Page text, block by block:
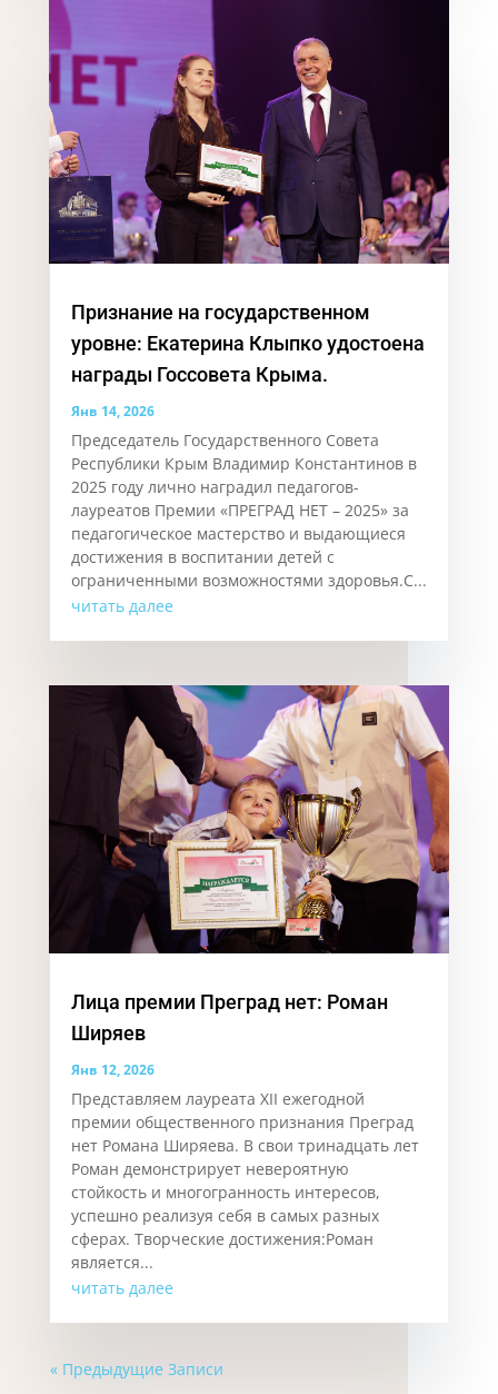
Признание на государственном
уровне: Екатерина Клыпко удостоена
награды Госсовета Крыма.
Янв 14, 2026
Председатель Государственного Совета
Республики Крым Владимир Константинов в
2025 году лично наградил педагогов-
лауреатов Премии «ПРЕГРАД НЕТ – 2025» за
педагогическое мастерство и выдающиеся
достижения в воспитании детей с
ограниченными возможностями здоровья.С...
читать далее
Лица премии Преград нет: Роман
Ширяев
Янв 12, 2026
Представляем лауреата XII ежегодной
премии общественного признания Преград
нет Романа Ширяева. В свои тринадцать лет
Роман демонстрирует невероятную
стойкость и многогранность интересов,
успешно реализуя себя в самых разных
сферах. Творческие достижения:Роман
является...
читать далее
« Предыдущие Записи